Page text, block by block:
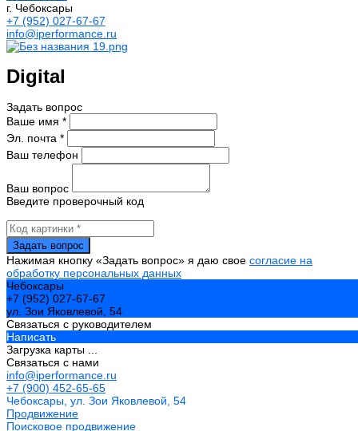
г. Чебоксары
+7 (952) 027-67-67
info@iperformance.ru
Digital
Задать вопрос
Ваше имя *
Эл. почта *
Ваш телефон
Ваш вопрос
Введите проверочный код
Нажимая кнопку «Задать вопрос» я даю свое согласие на
обработку персональных данных
Чебоксары
+7 (952) 027-67-67
ул. Зои Яковлевой, 54
Связаться с руководителем
Написать
Загрузка карты ...
Связаться с нами
info@iperformance.ru
+7 (900) 452-65-65
Чебоксары, ул. Зои Яковлевой, 54
Продвижение
Поисковое продвижение